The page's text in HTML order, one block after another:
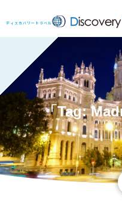
ディスカバリートラベル
「Tag: